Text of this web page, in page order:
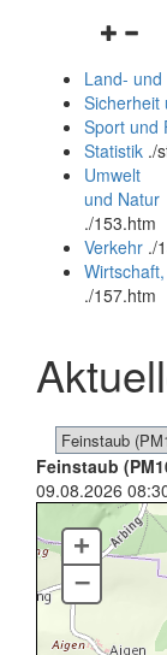
und
Land-
Sicherheit
Sport und
Statistik ./
Umwelt
und Natur
./153.htm
Verkehr ./
./157.htm
Feinstaub
09.08.2026
+
–